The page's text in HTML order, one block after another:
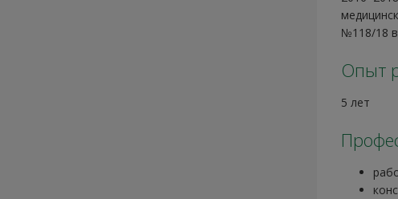
№118/18
Опыт
5 лет